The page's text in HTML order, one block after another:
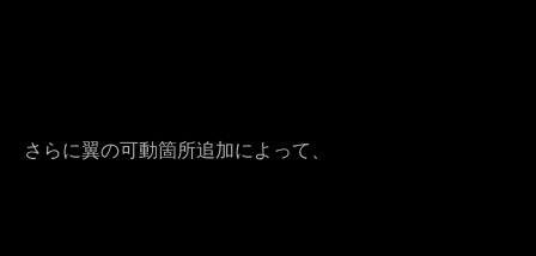
さらに翼の可動箇所追加によって、